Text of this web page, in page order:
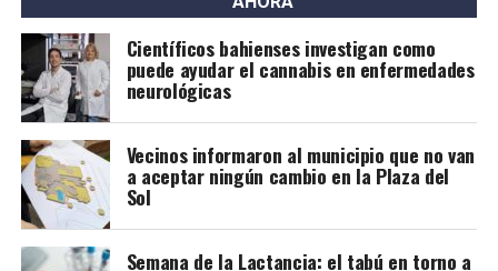
Científicos bahienses investigan como
puede ayudar el cannabis en enfermedades
neurológicas
Vecinos informaron al municipio que no van
a aceptar ningún cambio en la Plaza del
Sol
Semana de la Lactancia: el tabú en torno a